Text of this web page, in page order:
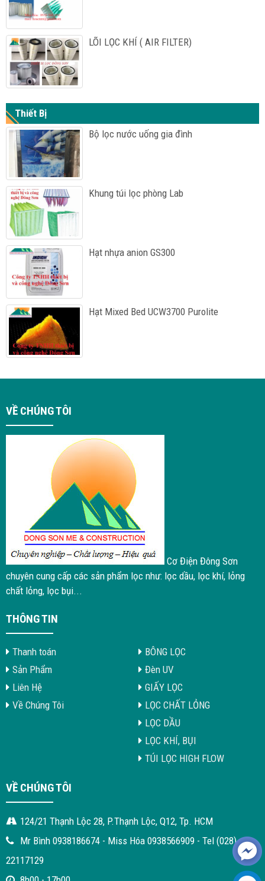
LÕI LỌC KHÍ ( AIR FILTER)
Thiết Bị
Bộ lọc nước uống gia đình
Khung túi lọc phòng Lab
Hạt nhựa anion GS300
Hạt Mixed Bed UCW3700 Purolite
VỀ CHÚNG TÔI
Cơ Điện Đông Sơn
chuyên cung cấp các sản phẩm lọc như: lọc dầu, lọc khí, lỏng
chất lỏng, lọc bụi...
THÔNG TIN
Thanh toán
Sản Phẩm
Liên Hệ
Về Chúng Tôi
BÔNG LỌC
Đèn UV
GIẤY LỌC
LỌC CHẤT LỎNG
LỌC DẦU
LỌC KHÍ, BỤI
TÚI LỌC HIGH FLOW
VỀ CHÚNG TÔI
124/21 Thạnh Lộc 28, P.Thạnh Lộc, Q12, Tp. HCM
Mr Bình 0938186674 - Miss Hóa 0938566909 - Tel (028)
22117129